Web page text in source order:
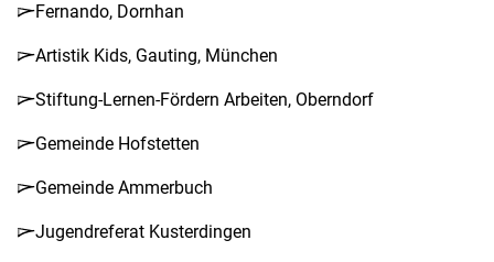
Fernando, Dornhan
Artistik Kids, Gauting, München
Stiftung-Lernen-Fördern Arbeiten, Oberndorf
Gemeinde Hofstetten
Gemeinde Ammerbuch
Jugendreferat Kusterdingen